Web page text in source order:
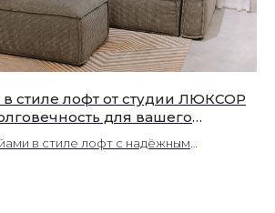
стиле лофт от студии ЛЮКСОР
для вашего
в стиле лофт с надёжным